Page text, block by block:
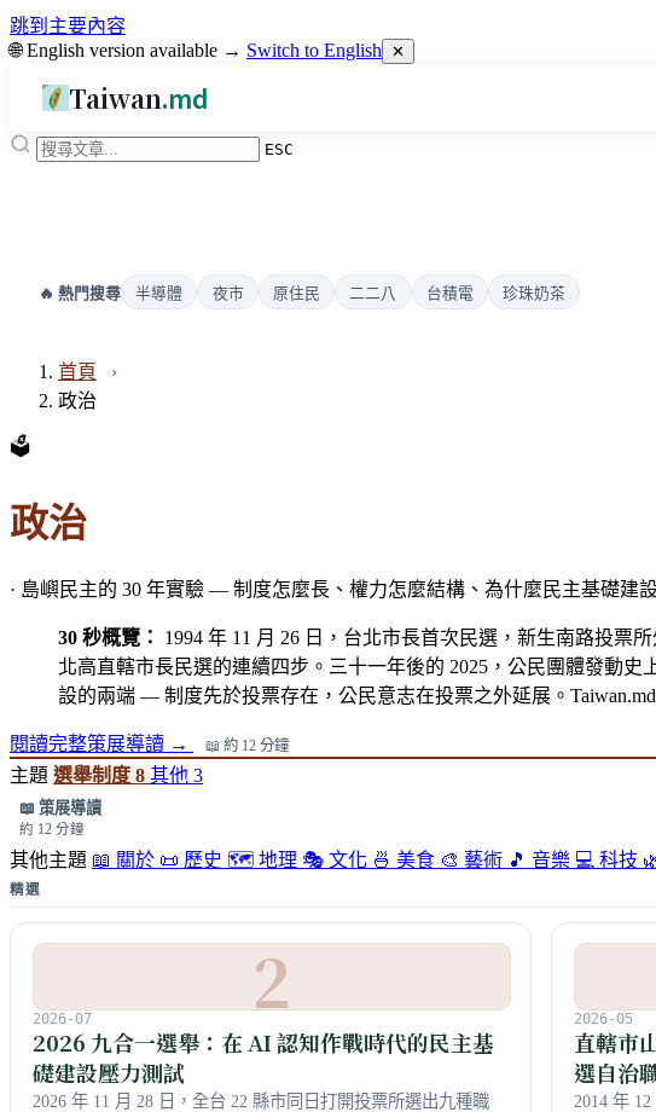
跳到主要內容
🌐 English version available → Switch to English ✕
Taiwan.md
ESC
🔥 熱門搜尋 半導體 夜市 原住民 二二八 台積電 珍珠奶茶
首頁
政治
🗳️
政治
· 島嶼民主的 30 年實驗 — 制度怎麼長、權力怎麼結構、為什麼民主基礎建
30 秒概覽：
1994 年 11 月 26 日，台北市長首次民選，新生南路投票
北高直轄市長民選的連續四步。三十一年後的 2025，公民團體發動
設的兩端 — 制度先於投票存在，公民意志在投票之外延展。
閱讀完整策展導讀 → 📖 約 12 分鐘
主題 選舉制度 8 其他 3
📖 策展導讀
約 12 分鐘
其他主題 📖 關於 📜 歷史 🗺️ 地理 🎭 文化 🍜 美食 🎨 藝術 🎵 音樂 💻 科技
精選
2026-07
2026 九合一選舉：在 AI 認知作戰時代的民主基
礎建設壓力測試
2026 年 11 月 28 日，全台 22 縣市同日打開投票所選出九種職
2 2026-05
直轄市
選自治
2014 年